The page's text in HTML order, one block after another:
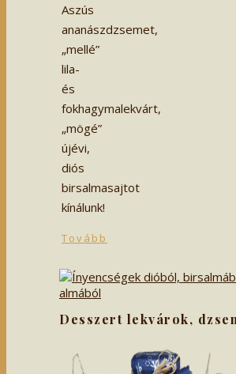
Aszús
ananászdzsemet,
„mellé”
lila-
és
fokhagymalekvárt,
„mögé”
újévi,
diós
birsalmasajtot
kínálunk!
Tovább
Desszert lekvárok,